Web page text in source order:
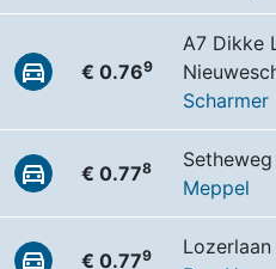
€ 0.769
A7 Dikke
Scharmer
€ 0.778
Meppel
€ 0.779